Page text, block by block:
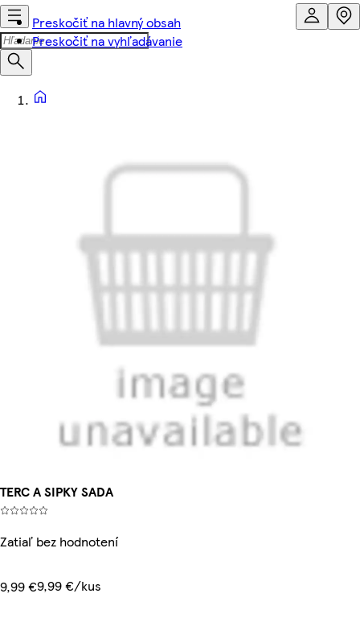
Preskočiť na hlavný obsah
Preskočiť na vyhľadávanie
TERC A SIPKY SADA
Zatiaľ bez hodnotení
9,99 €9,99 €/kus